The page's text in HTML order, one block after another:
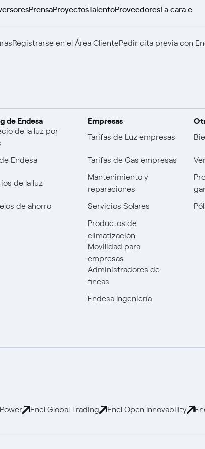
PrensaProyectosTalentoProveedoresLa cara e
Registrarse en el Área ClientePedir cita previa con
de Endesa
de la luz por
Endesa
de la luz
de ahorro
Empresas
Tarifas de Luz empresas
Tarifas de Gas empresas
Mantenimiento y
reparaciones
Servicios Solares
Productos de
climatización
Movilidad para
empresas
Administradores de
fincas
Endesa Ingeniería
Enel Global Trading Enel Open Innovability